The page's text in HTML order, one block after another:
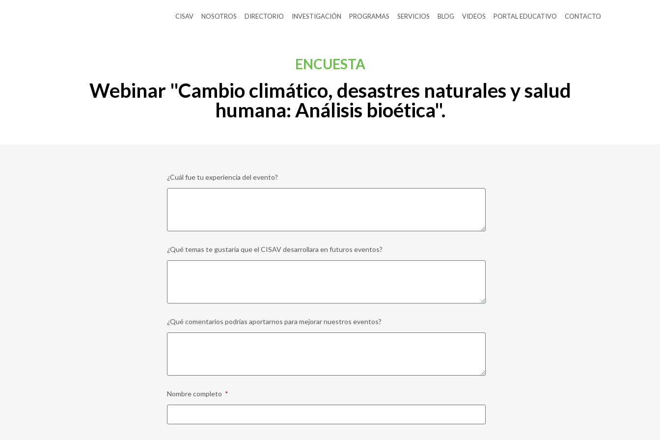
CISAV NOSOTROS DIRECTORIO INVESTIGACIÓN PROGRAMAS SERVICIOS BLOG VIDEOS PORTAL EDUCATIVO CONTACTO
ENCUESTA
Webinar "Cambio climático, desastres naturales y salud
humana: Análisis bioética".
¿Cuál fue tu experiencia del evento?
¿Qué temas te gustaría que el CISAV desarrollara en futuros eventos?
¿Qué comentarios podrías aportarnos para mejorar nuestros eventos?
Nombre completo